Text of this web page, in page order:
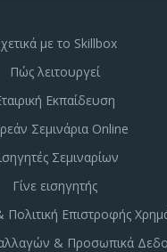
με το Skillbox
Πώς λειτουργεί
Εκπαίδευση
Σεμινάρια Online
Σεμιναρίων
Γίνε εισηγητής
Επιστροφής
& Προσωπικά